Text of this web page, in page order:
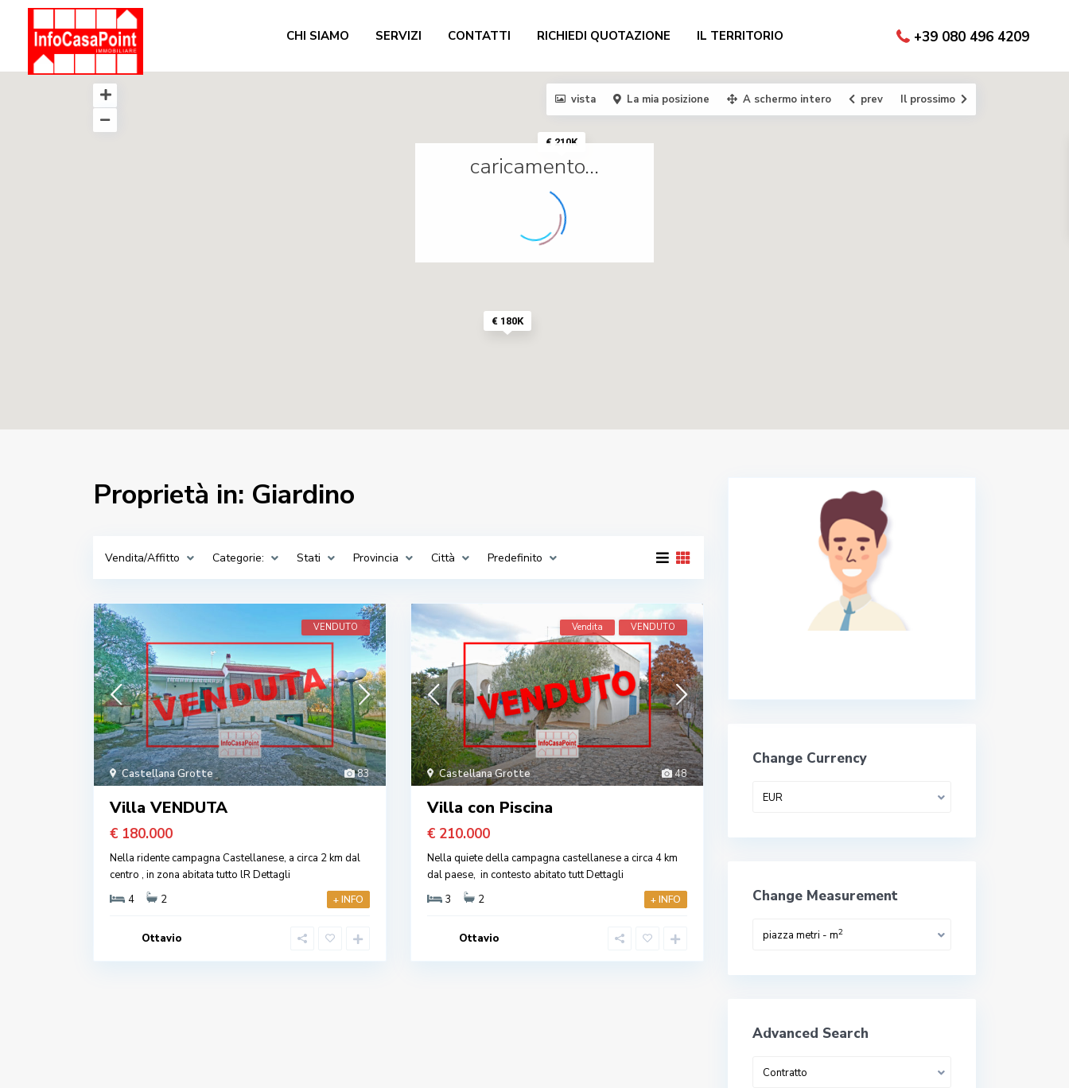
+39 080 496 4209
CHI SIAMO SERVIZI CONTATTI RICHIEDI QUOTAZIONE IL TERRITORIO
€ 180K
€ 210K
caricamento...
vista La mia posizione A schermo intero prev Il prossimo
Proprietà in: Giardino
Vendita/Affitto Categorie: Stati Provincia Città Predefinito
83
Castellana Grotte
VENDUTO
Villa VENDUTA
€ 180.000
Nella ridente campagna Castellanese, a circa 2 km dal
centro , in zona abitata tutto lRDettagli
4
2 + INFO
Ottavio
48
Castellana Grotte
Vendita VENDUTO
Villa con Piscina
€ 210.000
Nella quiete della campagna castellanese a circa 4 km
dal paese, in contesto abitato tuttDettagli
3
2 + INFO
Ottavio
Change Currency
EUR
Change Measurement
piazza metri - m2
Advanced Search
Contratto